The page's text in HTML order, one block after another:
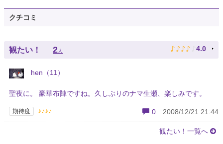
クチコミ
観たい！ 2人 ♪ ♪ ♪ ♪ ♪ 4.0
hen（11）
聖夜に。 豪華布陣ですね。久しぶりのナマ生瀬、楽しみです。
期待度 ♪♪♪♪ 0 2008/12/21 21:44
観たい！一覧へ